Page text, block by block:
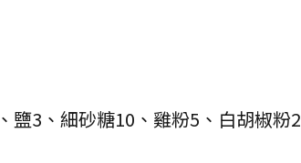
3、細砂糖10、雞粉5、白胡椒粉2